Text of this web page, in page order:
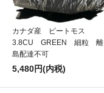
カナダ産 ピートモス
3.8CU GREEN 細粒 離
島配達不可
5,480円(内税)